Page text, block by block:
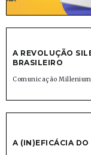
A REVOLUÇÃO
BRASILEIRO
Comunicação Millenium
A (IN)EFICÁCIA